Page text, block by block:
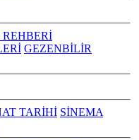
GEZENBİLİR
TARİHİ SİNEMA